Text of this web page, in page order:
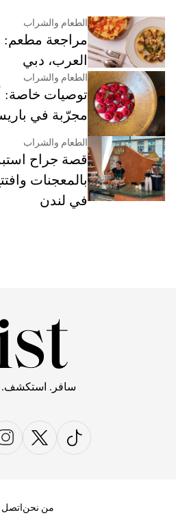
الطعام والشراب
مراجعة مطعم:
العرب، دبي
الطعام والشراب
مجرّبة في
الطعام والشراب
قصة جراح
بالمعجنات
في لندن
سافر. استكشف.
من نحن اتصل